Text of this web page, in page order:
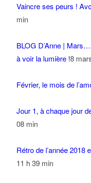
Vaincre ses peurs !
min
BLOG D’Anne |
à voir la lumière !8
Février, le mois de
Jour 1, à chaque jour
08 min
Rétro de l’année 2018
11 h 39 min